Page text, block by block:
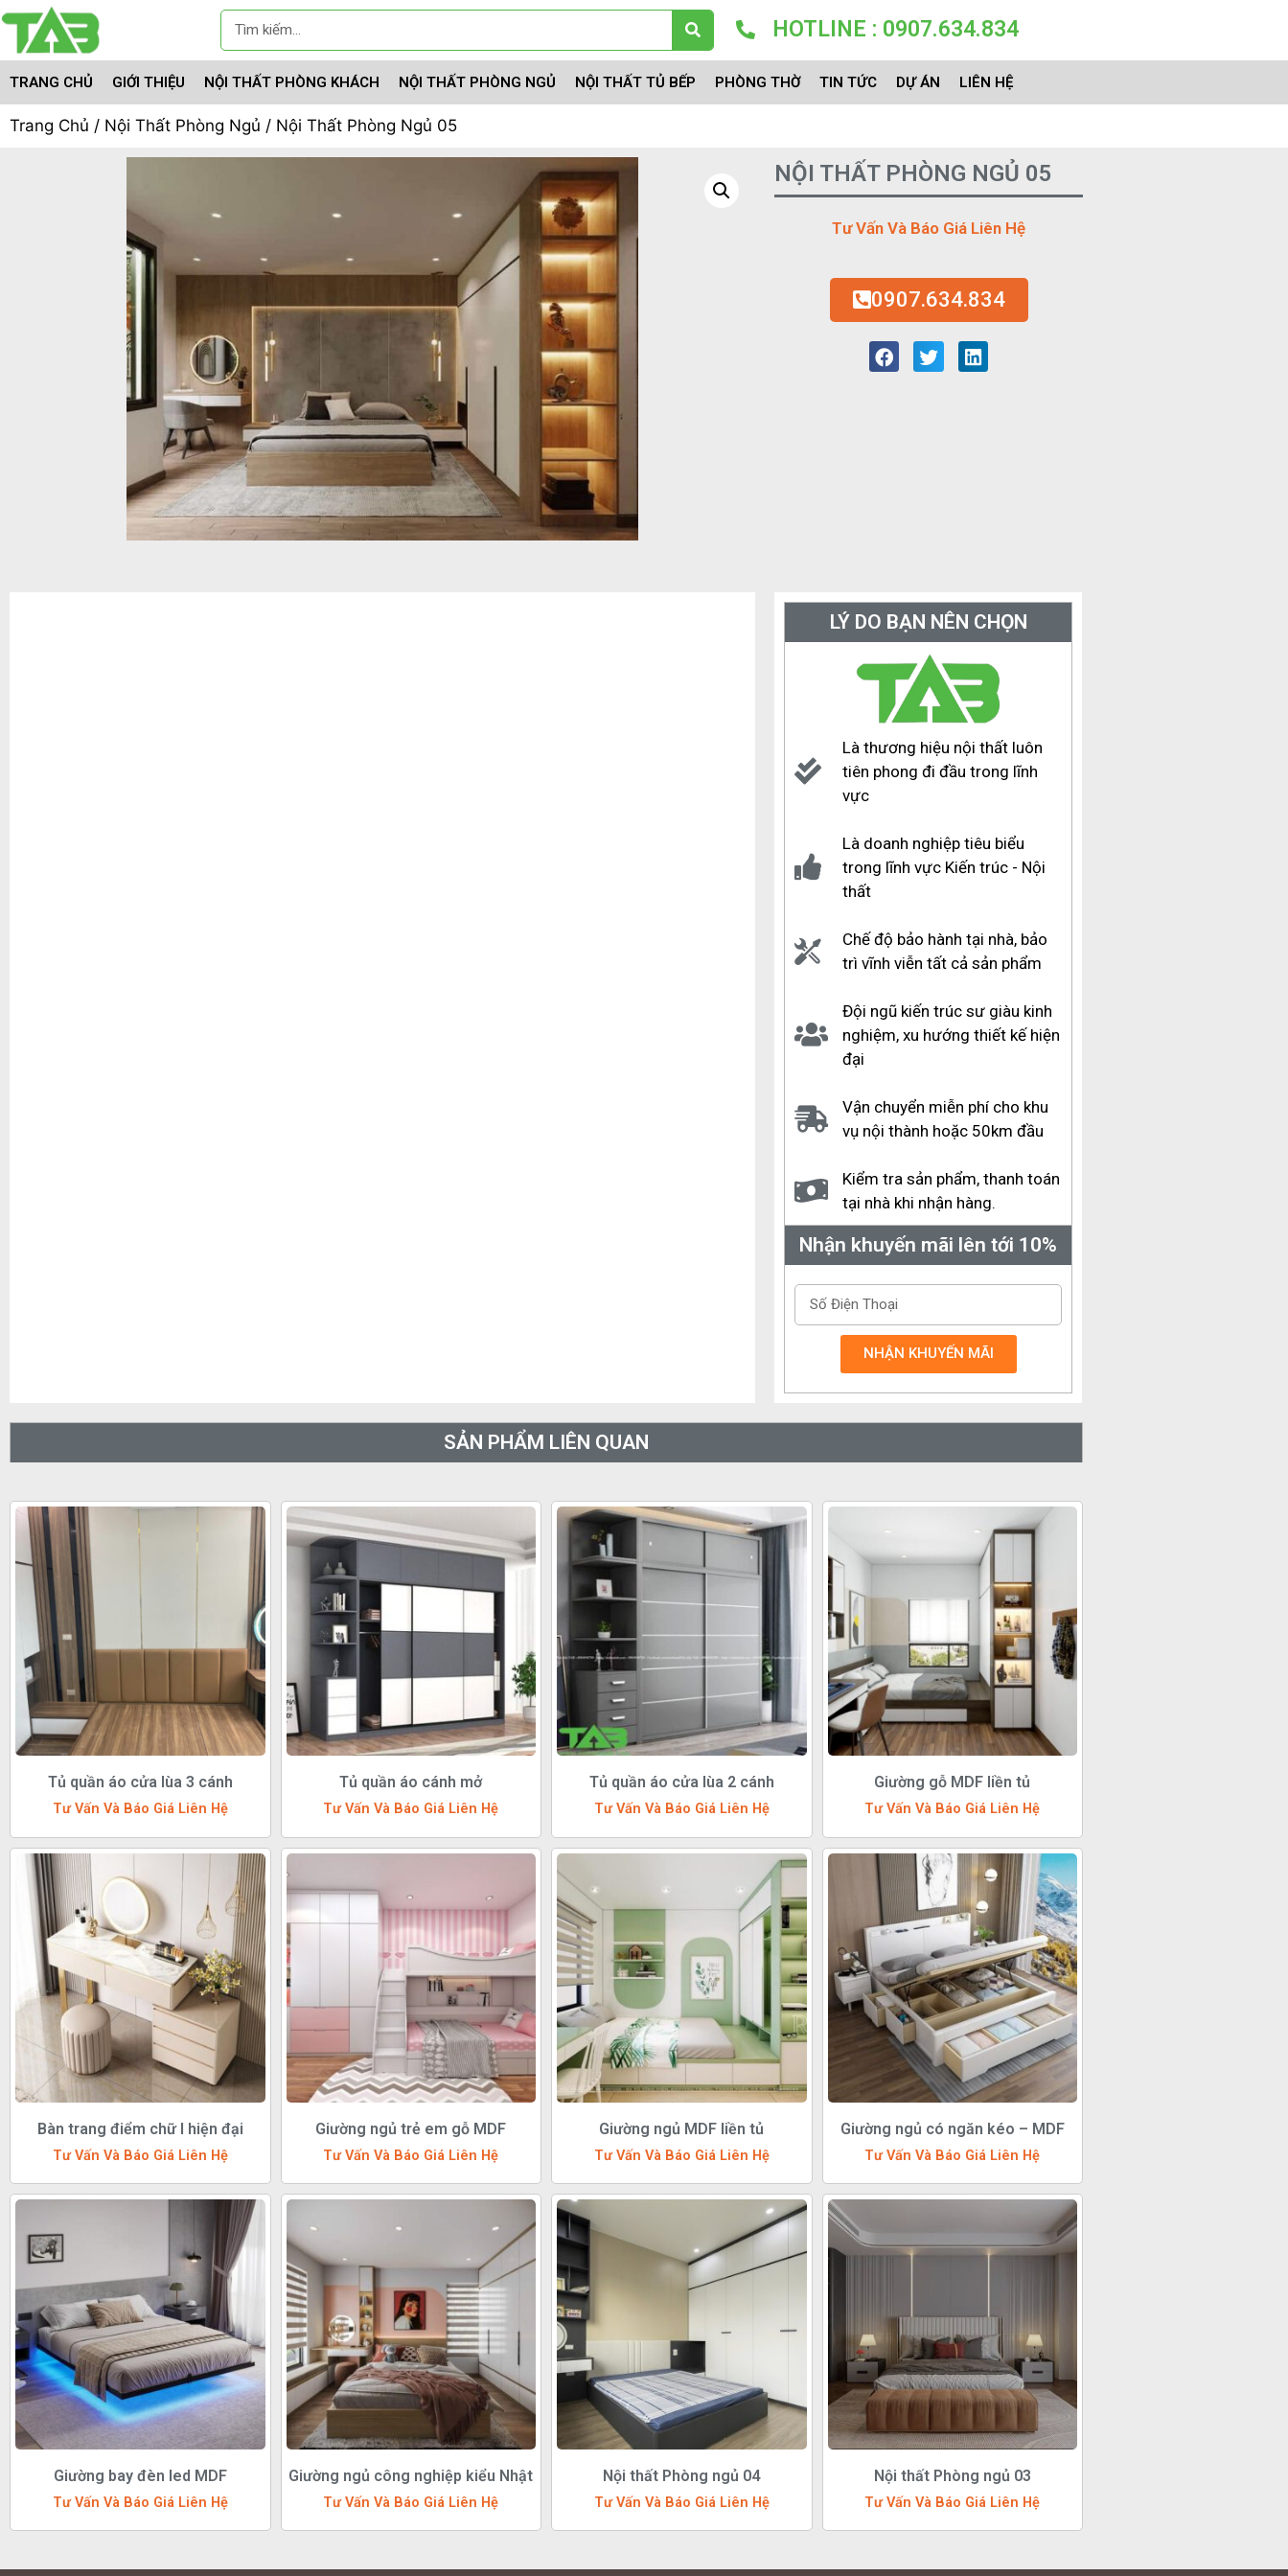
HOTLINE : 0907.634.834
TRANG CHỦ GIỚI THIỆU NỘI THẤT PHÒNG KHÁCH NỘI THẤT PHÒNG NGỦ NỘI THẤT TỦ BẾP PHÒNG THỜ TIN TỨC DỰ ÁN LIÊN HỆ
Trang Chủ / Nội Thất Phòng Ngủ / Nội Thất Phòng Ngủ 05
NỘI THẤT PHÒNG NGỦ 05
Tư Vấn Và Báo Giá Liên Hệ
0907.634.834
LÝ DO BẠN NÊN CHỌN
Là thương hiệu nội thất luôn
tiên phong đi đầu trong lĩnh
vực
Là doanh nghiệp tiêu biểu
trong lĩnh vực Kiến trúc - Nội
thất
Chế độ bảo hành tại nhà, bảo
trì vĩnh viễn tất cả sản phẩm
Đội ngũ kiến trúc sư giàu kinh
nghiệm, xu hướng thiết kế hiện
đại
Vận chuyển miễn phí cho khu
vụ nội thành hoặc 50km đầu
Kiểm tra sản phẩm, thanh toán
tại nhà khi nhận hàng.
Nhận khuyến mãi lên tới 10%
NHẬN KHUYẾN MÃI
SẢN PHẨM LIÊN QUAN
Tủ quần áo cửa lùa 3 cánh
Tư Vấn Và Báo Giá Liên Hệ
Tủ quần áo cánh mở
Tư Vấn Và Báo Giá Liên Hệ
Tủ quần áo cửa lùa 2 cánh
Tư Vấn Và Báo Giá Liên Hệ
Giường gỗ MDF liền tủ
Tư Vấn Và Báo Giá Liên Hệ
Bàn trang điểm chữ I hiện đại
Tư Vấn Và Báo Giá Liên Hệ
Giường ngủ trẻ em gỗ MDF
Tư Vấn Và Báo Giá Liên Hệ
Giường ngủ MDF liền tủ
Tư Vấn Và Báo Giá Liên Hệ
Giường ngủ có ngăn kéo – MDF
Tư Vấn Và Báo Giá Liên Hệ
Giường bay đèn led MDF
Tư Vấn Và Báo Giá Liên Hệ
Giường ngủ công nghiệp kiểu Nhật
Tư Vấn Và Báo Giá Liên Hệ
Nội thất Phòng ngủ 04
Tư Vấn Và Báo Giá Liên Hệ
Nội thất Phòng ngủ 03
Tư Vấn Và Báo Giá Liên Hệ